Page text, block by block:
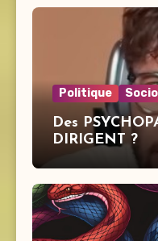
Politique
Des
DIRIGENT ?